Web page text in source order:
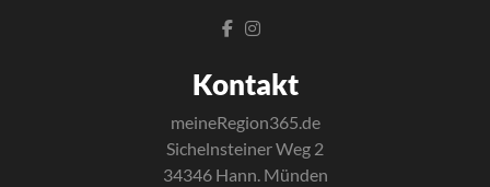
Kontakt
meineRegion365.de
Sichelnsteiner Weg 2
34346 Hann. Münden